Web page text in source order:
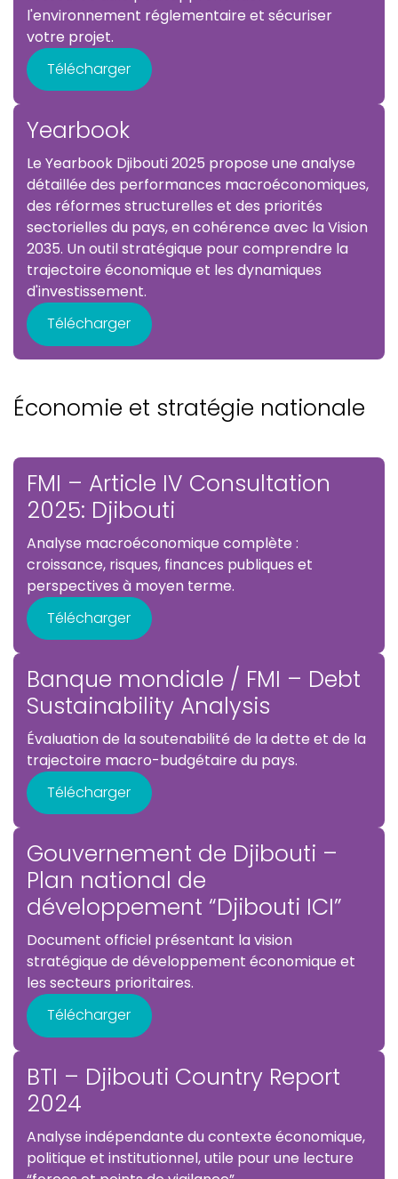
l'environnement réglementaire et sécuriser
votre projet.
Télécharger
Yearbook
Le Yearbook Djibouti 2025 propose une analyse
détaillée des performances macroéconomiques,
des réformes structurelles et des priorités
sectorielles du pays, en cohérence avec la Vision
2035. Un outil stratégique pour comprendre la
trajectoire économique et les dynamiques
d'investissement.
Télécharger
Économie et stratégie nationale
FMI – Article IV Consultation
2025: Djibouti
Analyse macroéconomique complète :
croissance, risques, finances publiques et
perspectives à moyen terme.
Télécharger
Banque mondiale / FMI – Debt
Sustainability Analysis
Évaluation de la soutenabilité de la dette et de la
trajectoire macro-budgétaire du pays.
Télécharger
Gouvernement de Djibouti –
Plan national de
développement “Djibouti ICI”
Document officiel présentant la vision
stratégique de développement économique et
les secteurs prioritaires.
Télécharger
BTI – Djibouti Country Report
2024
Analyse indépendante du contexte économique,
politique et institutionnel, utile pour une lecture